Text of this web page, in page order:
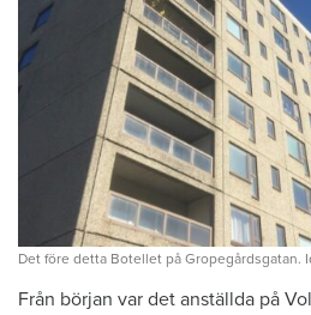
Det före detta Botellet på Gropegårdsgatan.
Från början var det anställda på